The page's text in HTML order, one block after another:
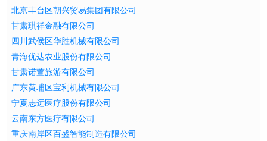
北京丰台区朝兴贸易集团有限公司
甘肃琪祥金融有限公司
四川武侯区华胜机械有限公司
青海优达农业股份有限公司
甘肃诺萱旅游有限公司
广东黄埔区宝利机械有限公司
宁夏志远医疗股份有限公司
云南东方医疗有限公司
重庆南岸区百盛智能制造有限公司